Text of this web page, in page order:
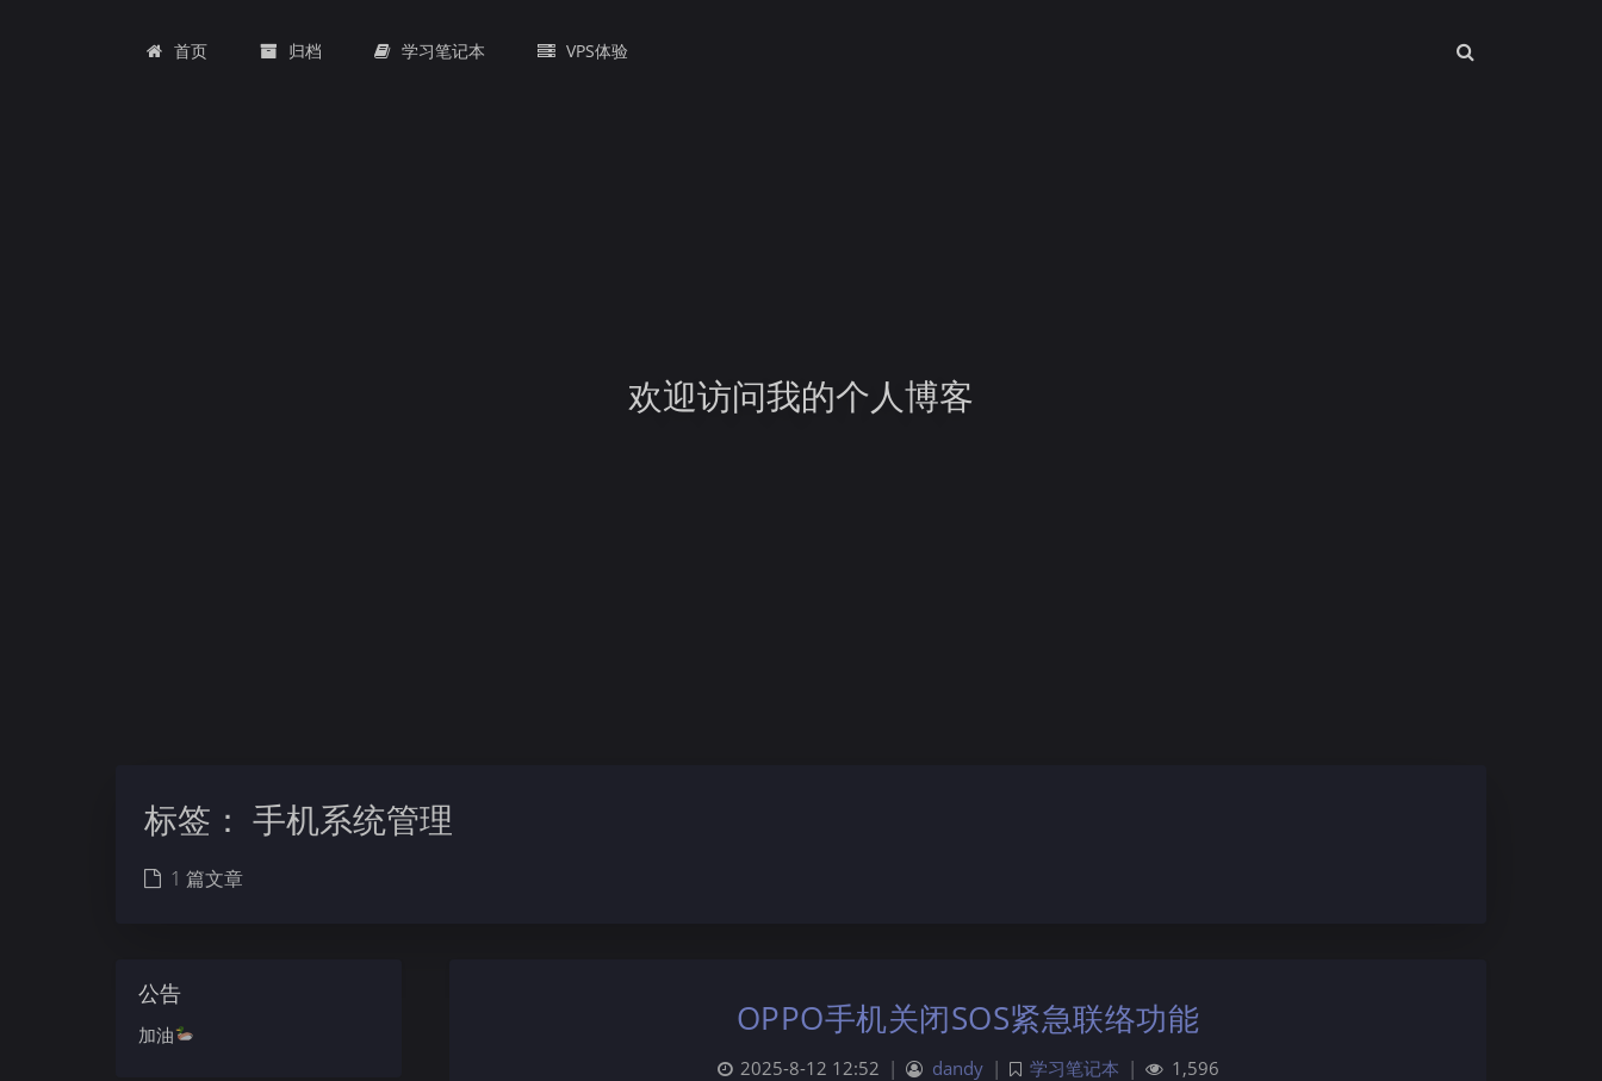
首页 归档 学习笔记本 VPS体验
欢迎访问我的个人博客
标签： 手机系统管理
1 篇文章
公告
加油 OPPO手机关闭SOS紧急联络功能
2025-8-12 12:52 | dandy | 学习笔记本 |
1,596